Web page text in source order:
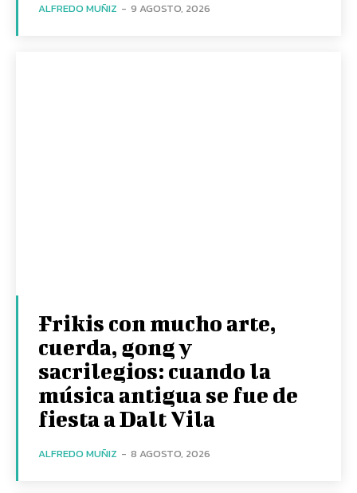
ALFREDO MUÑIZ - 9 AGOSTO, 2026
Frikis con mucho arte,
cuerda, gong y
sacrilegios: cuando la
música antigua se fue de
fiesta a Dalt Vila
ALFREDO MUÑIZ - 8 AGOSTO, 2026